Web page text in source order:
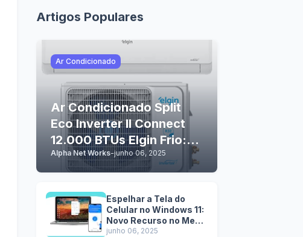
Artigos Populares
Ar Condicionado
Ar Condicionado Split
Eco Inverter II Connect
12.000 BTUs Elgin Frio:
Tecnologia e Conforto
em Casa
Alpha Net Works-junho 06, 2025
Espelhar a Tela do
Celular no Windows 11:
Novo Recurso no Menu
Iniciar
junho 06, 2025